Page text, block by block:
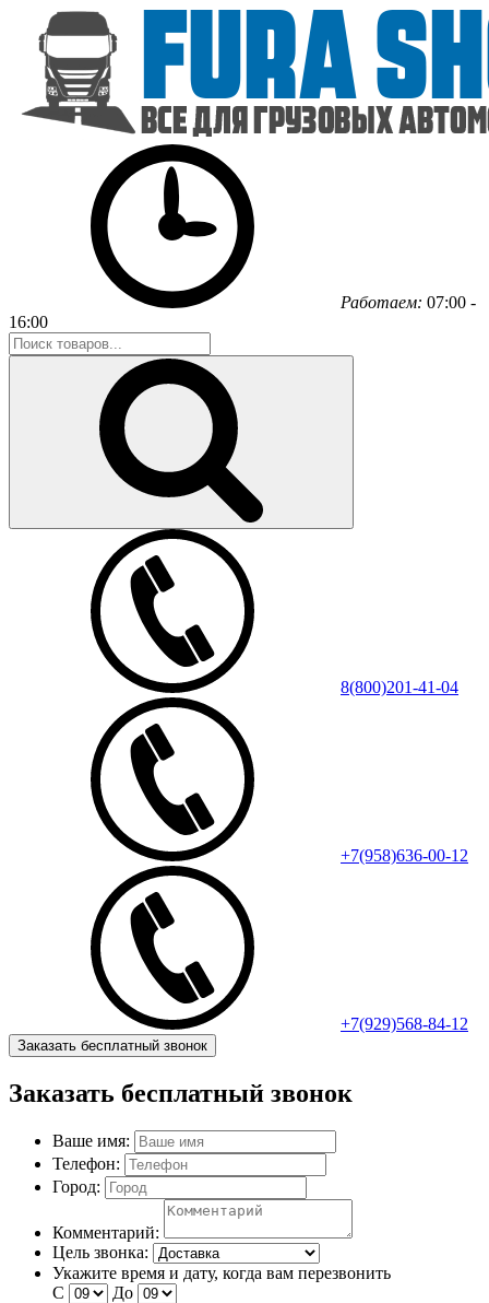
Работаем: 07:00 -
16:00
8(800)201-41-04
+7(958)636-00-12
+7(929)568-84-12
Заказать бесплатный звонок
Заказать бесплатный звонок
Ваше имя:
Телефон:
Город:
Комментарий:
Цель звонка:
Укажите время и дату, когда вам перезвонить
С
До